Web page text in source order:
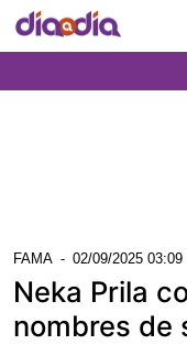
FAMA - 02/09/2025 03:09
Neka Prila
nombres de